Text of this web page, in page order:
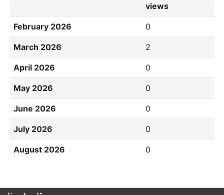
views
February 2026 0
March 2026 2
April 2026 0
May 2026 0
June 2026 0
July 2026 0
August 2026 0